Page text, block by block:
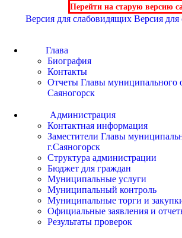
Перейти на старую версию
Версия для слабовидящих Версия
Глава
Биография
Контакты
Отчеты Главы муниципального
Саяногорск
Администрация
Контактная информация
Заместители Главы
г.Саяногорск
Структура администрации
Бюджет для граждан
Муниципальные услуги
Муниципальный контроль
Муниципальные торги и
Официальные заявления и
Результаты проверок